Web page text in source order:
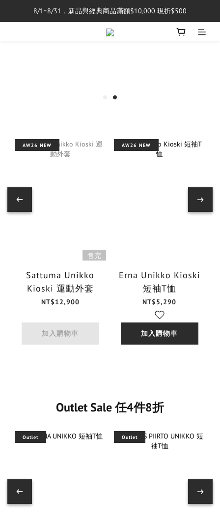
單筆消費滿$5,000享免運費
8/1~8/31，新品與經典商品滿額$10,000 現折$500
單筆消費滿$5,000享免運費
AW26 NEW
售完
Sattuma Unikko
Kioski 運動外套
NT$12,900
加入購物車
AW26 NEW
Erna Unikko Kioski
短袖T恤
NT$5,290
加入購物車
Outlet Sale 任4件8折
Outlet Outlet